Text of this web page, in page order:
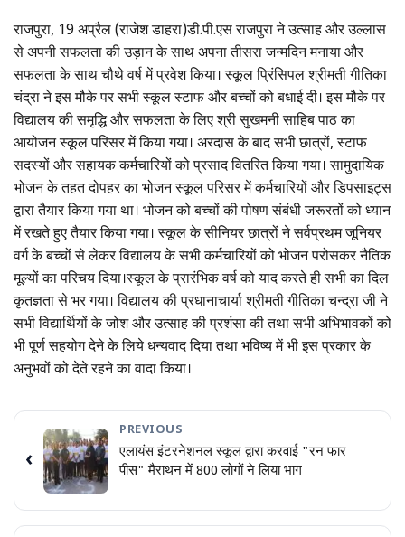
राजपुरा, 19 अप्रैल (राजेश डाहरा)डी.पी.एस राजपुरा ने उत्साह और उल्लास
से अपनी सफलता की उड़ान के साथ अपना तीसरा जन्मदिन मनाया और
सफलता के साथ चौथे वर्ष में प्रवेश किया। स्कूल प्रिंसिपल श्रीमती गीतिका
चंद्रा ने इस मौके पर सभी स्कूल स्टाफ और बच्चों को बधाई दी। इस मौके पर
विद्यालय की समृद्धि और सफलता के लिए श्री सुखमनी साहिब पाठ का
आयोजन स्कूल परिसर में किया गया। अरदास के बाद सभी छात्रों, स्टाफ
सदस्यों और सहायक कर्मचारियों को प्रसाद वितरित किया गया। सामुदायिक
भोजन के तहत दोपहर का भोजन स्कूल परिसर में कर्मचारियों और डिपसाइट्स
द्वारा तैयार किया गया था। भोजन को बच्चों की पोषण संबंधी जरूरतों को ध्यान
में रखते हुए तैयार किया गया। स्कूल के सीनियर छात्रों ने सर्वप्रथम जूनियर
वर्ग के बच्चों से लेकर विद्यालय के सभी कर्मचारियों को भोजन परोसकर नैतिक
मूल्यों का परिचय दिया।स्कूल के प्रारंभिक वर्ष को याद करते ही सभी का दिल
कृतज्ञता से भर गया। विद्यालय की प्रधानाचार्या श्रीमती गीतिका चन्द्रा जी ने
सभी विद्यार्थियों के जोश और उत्साह की प्रशंसा की तथा सभी अभिभावकों को
भी पूर्ण सहयोग देने के लिये धन्यवाद दिया तथा भविष्य में भी इस प्रकार के
अनुभवों को देते रहने का वादा किया।
‹
PREVIOUS
एलायंस इंटरनेशनल स्कूल द्वारा करवाई "रन फार
पीस" मैराथन में 800 लोगों ने लिया भाग